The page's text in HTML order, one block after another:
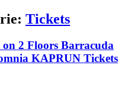
Tickets
2 Floors Barracuda
KAPRUN Tickets